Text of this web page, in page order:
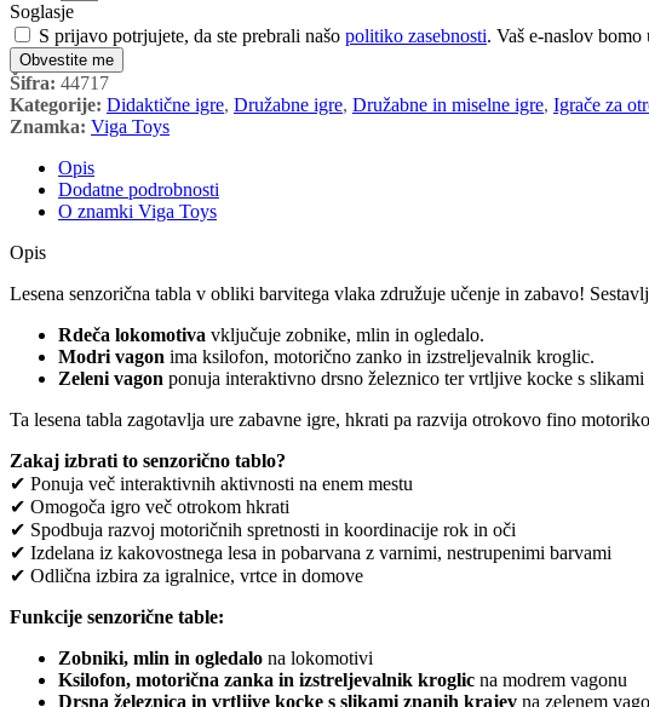
Soglasje
S prijavo potrjujete, da ste prebrali našo politiko zasebnosti. Vaš e-naslov
Obvestite me
Šifra: 44717
Kategorije: Didaktične igre, Družabne igre, Družabne in miselne igre, Igrače za
Znamka: Viga Toys
Opis
Dodatne podrobnosti
O znamki Viga Toys
Opis
Lesena senzorična tabla v obliki barvitega vlaka združuje učenje in zabavo!
Rdeča lokomotiva vključuje zobnike, mlin in ogledalo.
Modri vagon ima ksilofon, motorično zanko in izstreljevalnik kroglic.
Zeleni vagon ponuja interaktivno drsno železnico ter vrtljive kocke s slikami
Ta lesena tabla zagotavlja ure zabavne igre, hkrati pa razvija otrokovo fino
Zakaj izbrati to senzorično tablo?
✔ Ponuja več interaktivnih aktivnosti na enem mestu
✔ Omogoča igro več otrokom hkrati
✔ Spodbuja razvoj motoričnih spretnosti in koordinacije rok in oči
✔ Izdelana iz kakovostnega lesa in pobarvana z varnimi, nestrupenimi barvami
✔ Odlična izbira za igralnice, vrtce in domove
Funkcije senzorične table:
Zobniki, mlin in ogledalo na lokomotivi
Ksilofon, motorična zanka in izstreljevalnik kroglic na modrem vagonu
Drsna železnica in vrtljive kocke s slikami znanih krajev na zelenem